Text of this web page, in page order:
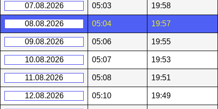
07.08.2026 05:03 19:58
08.08.2026 05:04 19:57
09.08.2026 05:06 19:55
10.08.2026 05:07 19:53
11.08.2026 05:08 19:51
12.08.2026 05:10 19:49